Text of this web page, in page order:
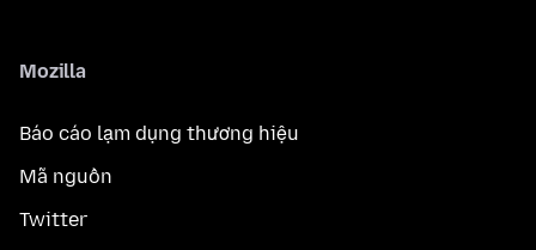
Mozilla
Báo cáo lạm dụng thương hiệu
Mã nguồn
Twitter